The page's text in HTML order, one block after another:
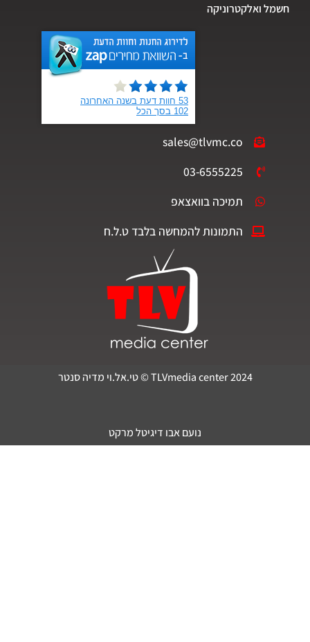
ואלקטרוניקה
sales@tlvmc.co
03-6555225
תמיכה בוואצאפ
התמונות להמחשה בלבד ט.ל.ח
נועם אבו דיגיטל מרקט
TLVmedia center 2024 © טי.אל.וי מדיה סנטר